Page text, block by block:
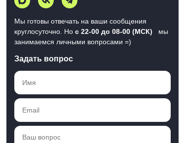
Мы готовы отвечать на ваши сообщения
круглосуточно. Но с 22-00 до 08-00 (МСК)
мы
занимаемся личными вопросами =)
Задать вопрос